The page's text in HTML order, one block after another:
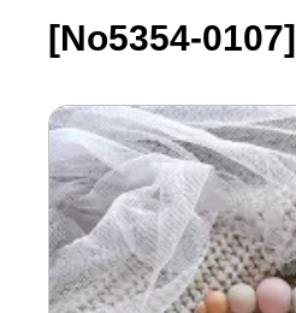
[No5354-0107]